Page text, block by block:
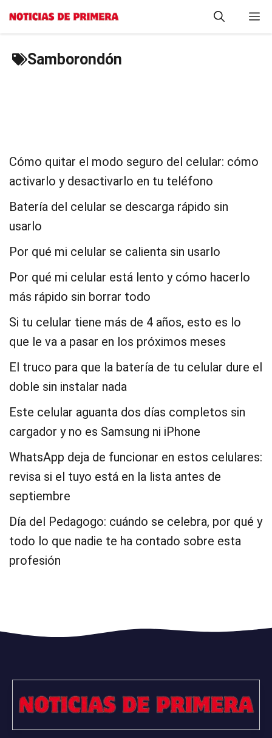
Saltar
Samborondón
Cómo quitar el modo seguro del celular: cómo
activarlo y desactivarlo en tu teléfono
Batería del celular se descarga rápido sin
usarlo
Por qué mi celular se calienta sin usarlo
Por qué mi celular está lento y cómo hacerlo
más rápido sin borrar todo
Si tu celular tiene más de 4 años, esto es lo
que le va a pasar en los próximos meses
El truco para que la batería de tu celular dure el
doble sin instalar nada
Este celular aguanta dos días completos sin
cargador y no es Samsung ni iPhone
WhatsApp deja de funcionar en estos celulares:
revisa si el tuyo está en la lista antes de
septiembre
Día del Pedagogo: cuándo se celebra, por qué y
todo lo que nadie te ha contado sobre esta
profesión